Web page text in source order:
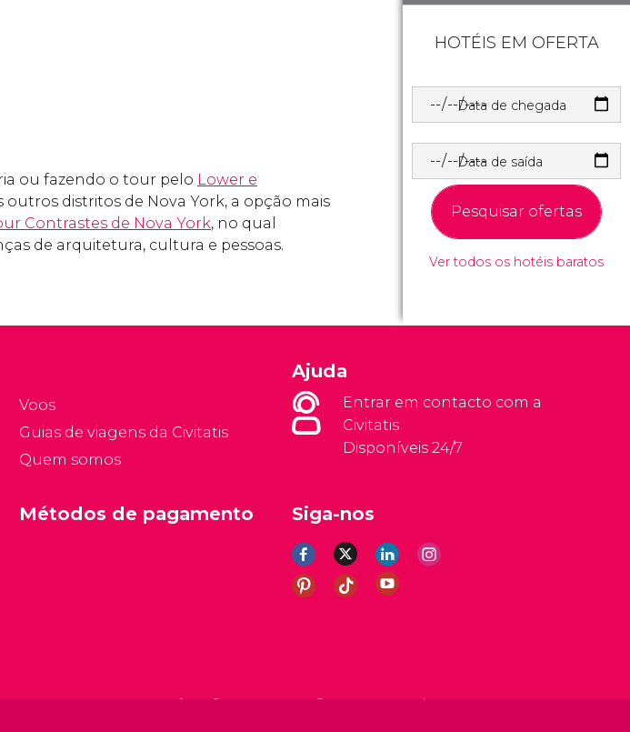
ou fazendo o tour pelo Lower e
outros distritos de Nova York, a opção mais
Contrastes de Nova York, no qual
de arquitetura, cultura e pessoas.
HOTÉIS EM OFERTA
Data de chegada
Data de saída
Pesquisar ofertas
Ver todos os hotéis baratos
Voos
Guias de viagens da Civitatis
Quem somos
Ajuda
Entrar em contacto com a
Civitatis
Disponíveis 24/7
Siga-nos
Métodos de pagamento